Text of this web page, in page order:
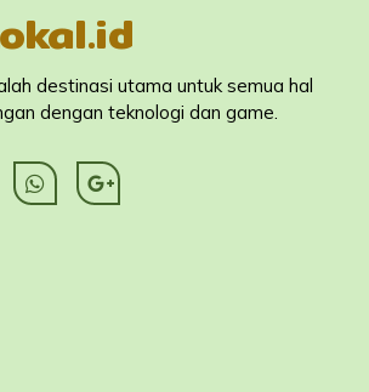
destinasi utama untuk semua hal
dengan teknologi dan game.